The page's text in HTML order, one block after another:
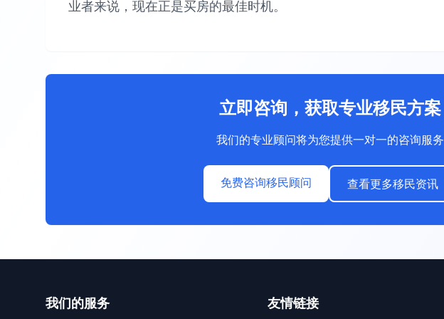
业者来说，现在正是买房的最佳时机。
立即咨询，获取专业移民方案
我们的专业顾问将为您提供一对一的咨询服务
免费咨询移民顾问 查看更多移民资讯
我们的服务 友情链接